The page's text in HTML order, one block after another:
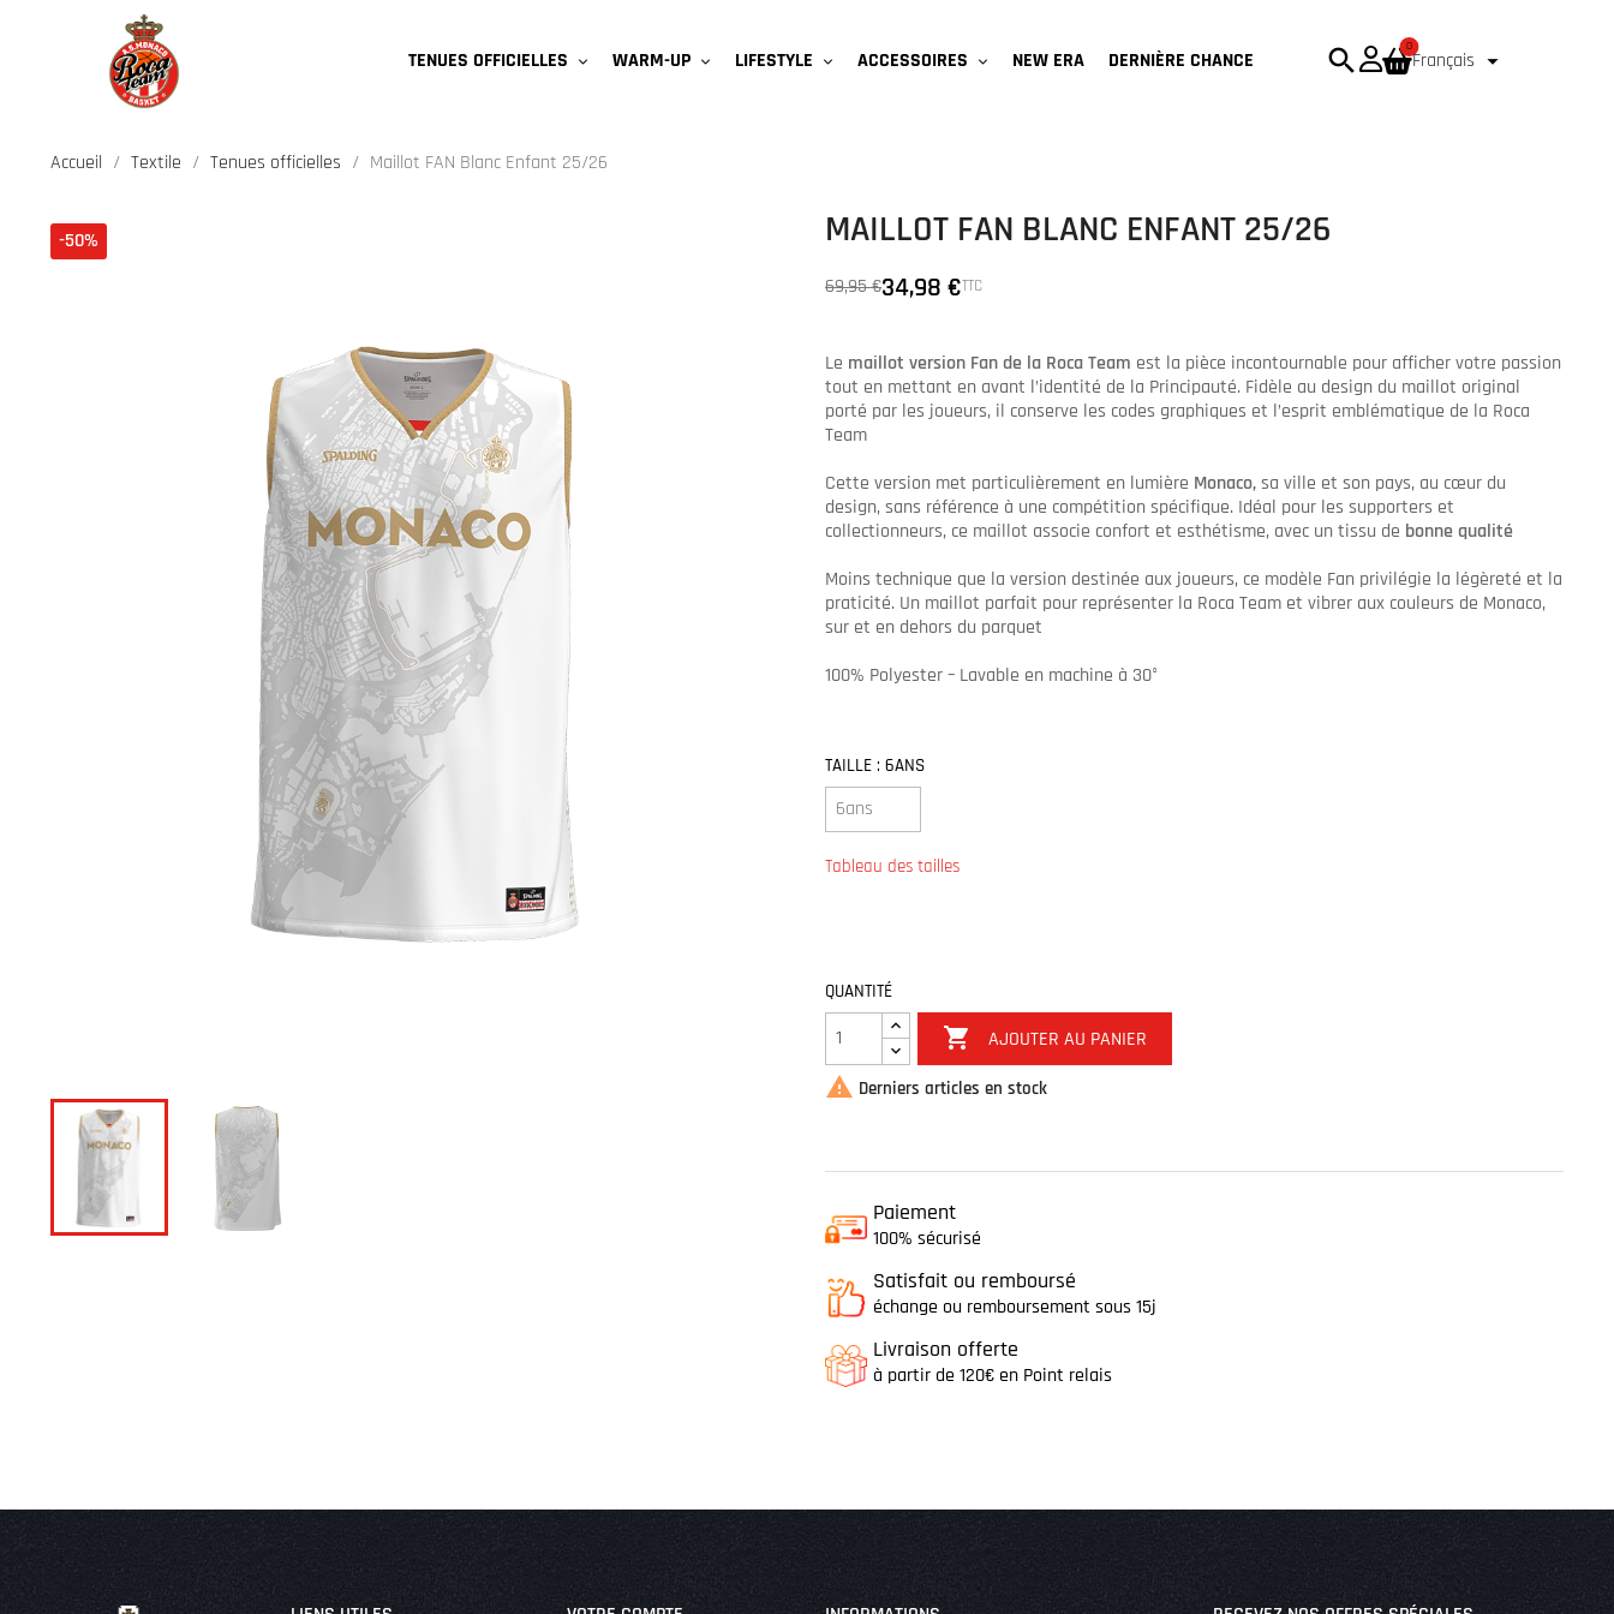
TENUES OFFICIELLES WARM-UP LIFESTYLE ACCESSOIRES NEW ERA DERNIÈRE CHANCE search 0
Français 
Accueil Textile Tenues officielles Maillot FAN Blanc Enfant 25/26
-50% MAILLOT FAN BLANC ENFANT 25/26
69,95 €34,98 €TTC
Le maillot version Fan de la Roca Team est la pièce incontournable pour afficher votre passion
tout en mettant en avant l’identité de la Principauté. Fidèle au design du maillot original
porté par les joueurs, il conserve les codes graphiques et l’esprit emblématique de la Roca
Team
Cette version met particulièrement en lumière Monaco, sa ville et son pays, au cœur du
design, sans référence à une compétition spécifique. Idéal pour les supporters et
collectionneurs, ce maillot associe confort et esthétisme, avec un tissu de bonne qualité
Moins technique que la version destinée aux joueurs, ce modèle Fan privilégie la légèreté et la
praticité. Un maillot parfait pour représenter la Roca Team et vibrer aux couleurs de Monaco,
sur et en dehors du parquet
100% Polyester – Lavable en machine à 30°
TAILLE : 6ANS
Tableau des tailles
QUANTITÉ
 AJOUTER AU PANIER
 Derniers articles en stock
Paiement
100% sécurisé
Satisfait ou remboursé
échange ou remboursement sous 15j
Livraison offerte
à partir de 120€ en Point relais